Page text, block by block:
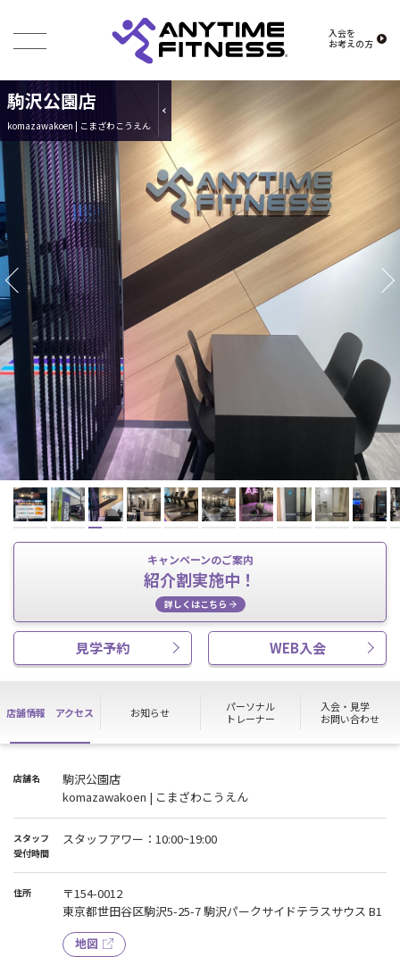
入会を
お考えの方
駒沢公園店
komazawakoen | こまざわこうえん
キャンペーンのご案内
紹介割実施中！
詳しくはこちら
見学予約 WEB入会
店舗情報 アクセス お知らせ
パーソナル
トレーナー
入会・見学
お問い合わせ
店舗名
駒沢公園店
komazawakoen | こまざわこうえん
スタッフ
受付時間
スタッフアワー：10:00~19:00
住所
〒154-0012
東京都世田谷区駒沢5-25-7 駒沢パークサイドテラスサウス B1
地図